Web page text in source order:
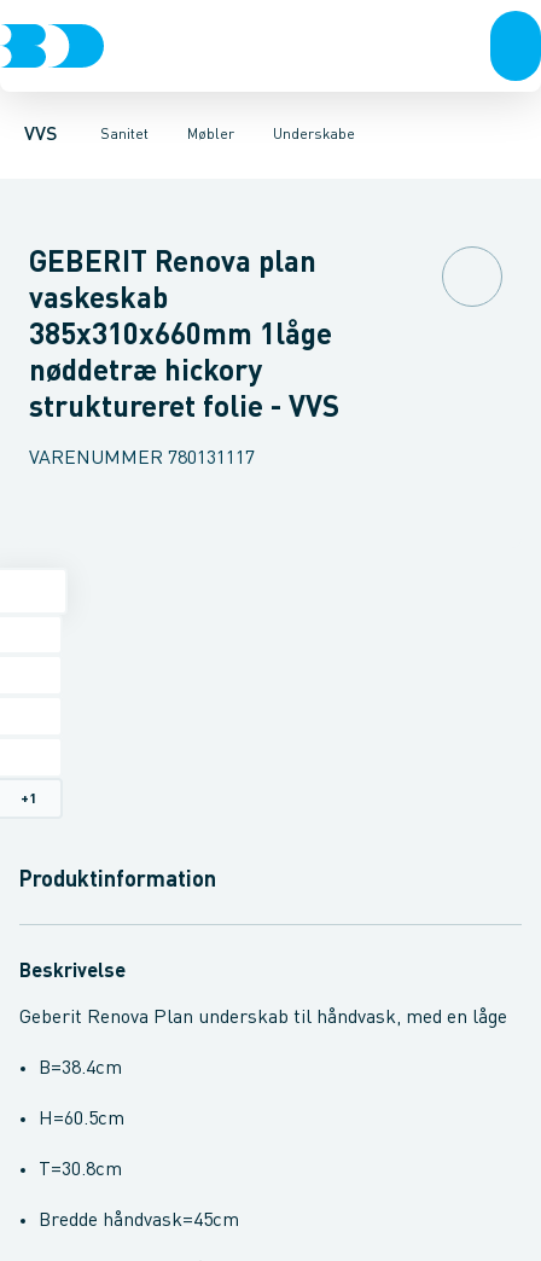
VVS Sanitet
Rør & fittingsPressfittings & rørKuglehaner & ventiler
Møbler
Toiletter, sæder og cisterner VaskeArmaturer
Underskabe
Møbelsæt & pakkerUnderskabeHøjskabe
GEBERIT Renova plan
vaskeskab
385x310x660mm 1låge
nøddetræ hickory
struktureret folie - VVS
VARENUMMER 780131117
+1
Produktinformation
Beskrivelse
Geberit Renova Plan underskab til håndvask, med en låge
B=38.4cm
H=60.5cm
T=30.8cm
Bredde håndvask=45cm